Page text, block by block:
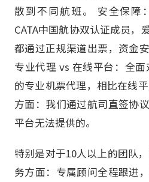
散到不同航班。 安全保障
CATA中国航协双认证成员，
都通过正规渠道出票，资金
专业代理 vs 在线平台：全
的专业机票代理，相比在线
方面：我们通过航司直签协
平台无法提供的。
特别是对于10人以上的团队
务方面：专属顾问全程跟进